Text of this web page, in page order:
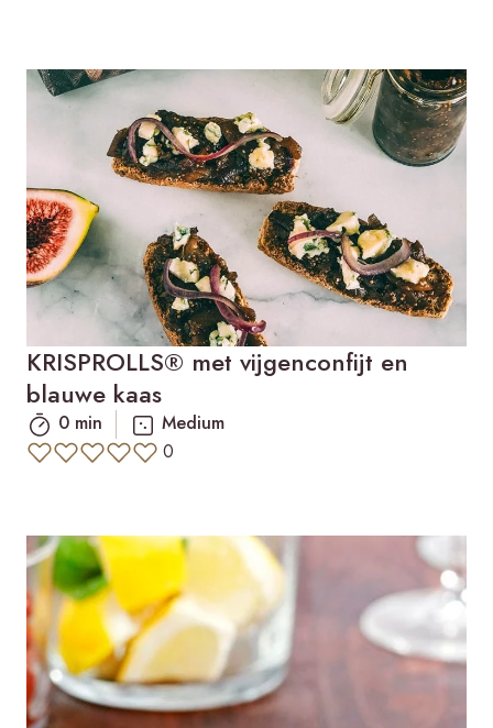
KRISPROLLS® met vijgenconfijt en
blauwe kaas
0 min
Medium
0